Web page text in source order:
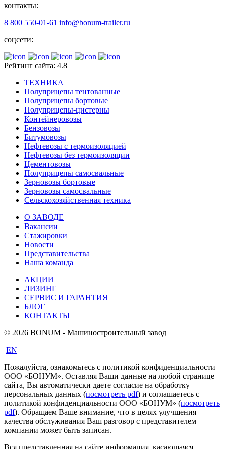
контакты:
8 800 550-01-61 info@bonum-trailer.ru
соцсети:
Рейтинг сайта: 4.8
ТЕХНИКА
Полуприцепы тентованные
Полуприцепы бортовые
Полуприцепы-цистерны
Контейнеровозы
Бензовозы
Битумовозы
Нефтевозы с термоизоляцией
Нефтевозы без термоизоляции
Цементовозы
Полуприцепы самосвальные
Зерновозы бортовые
Зерновозы самосвальные
Сельскохозяйственная техника
О ЗАВОДЕ
Вакансии
Стажировки
Новости
Представительства
Наша команда
АКЦИИ
ЛИЗИНГ
СЕРВИС И ГАРАНТИЯ
БЛОГ
КОНТАКТЫ
© 2026 BONUM - Машиностроительный завод
EN
Пожалуйста, ознакомьтесь с политикой конфиденциальности
ООО «БОНУМ». Оставляя Ваши данные на любой странице
сайта, Вы автоматически даете согласие на обработку
персональных данных (посмотреть pdf) и соглашаетесь с
политикой конфиденциальности ООО «БОНУМ» (посмотреть
pdf). Обращаем Ваше внимание, что в целях улучшения
качества обслуживания Ваш разговор с представителем
компании может быть записан.
Вся представленная на сайте информация, касающаяся